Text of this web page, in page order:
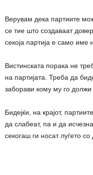
Верувам дека партиите
се тие што создаваат
секоја партија е само име
Вистинската порака не
на партијата. Треба да
заборави кому му го должи
Бидејќи, на крајот,
да слабеат, па и да
секогаш ги носат луѓето со